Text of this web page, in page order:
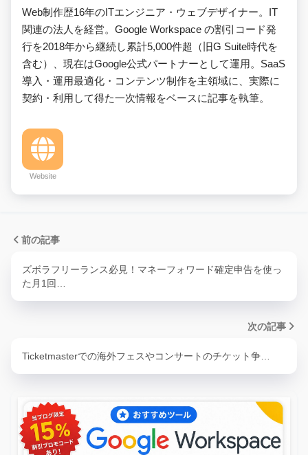
Web制作歴16年のITエンジニア・ウェブデザイナー。IT
関連の法人を経営。Google Workspace の割引コード発
行を2018年から継続し累計5,000件超（旧G Suite時代を
含む）、現在はGoogle公式パートナーとして運用。SaaS
導入・運用最適化・コンテンツ制作を主領域に、実際に
契約・利用して得た一次情報をベースに記事を執筆。
Website
前の記事
ズボラフリーランス必見！マネーフォワード確定申告を使っ
た月1回…
次の記事
Ticketmasterでの海外フェスやコンサートのチケット争…